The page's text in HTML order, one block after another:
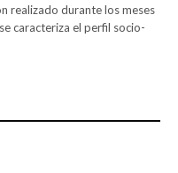
realizado durante los meses
caracteriza el perfil socio-